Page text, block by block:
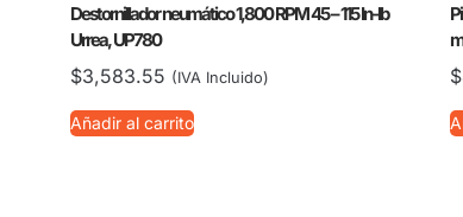
Destornillador neumático 1,800 RPM 45 – 115 In-lb
Urrea, UP780
$3,583.55 (IVA Incluido)
Añadir al carrito
$